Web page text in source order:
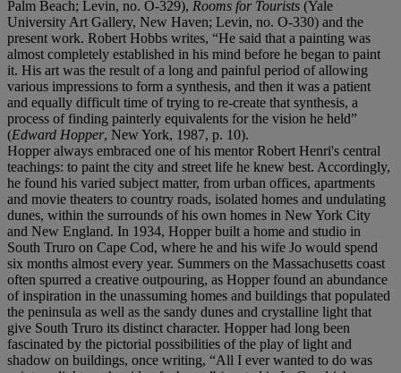
Palm Beach; Levin, no. O-329), Rooms for Tourists (Yale
University Art Gallery, New Haven; Levin, no. O-330) and the
present work. Robert Hobbs writes, “He said that a painting was
almost completely established in his mind before he began to paint
it. His art was the result of a long and painful period of allowing
various impressions to form a synthesis, and then it was a patient
and equally difficult time of trying to re-create that synthesis, a
process of finding painterly equivalents for the vision he held”
(Edward Hopper, New York, 1987, p. 10).
Hopper always embraced one of his mentor Robert Henri's central
teachings: to paint the city and street life he knew best. Accordingly,
he found his varied subject matter, from urban offices, apartments
and movie theaters to country roads, isolated homes and undulating
dunes, within the surrounds of his own homes in New York City
and New England. In 1934, Hopper built a home and studio in
South Truro on Cape Cod, where he and his wife Jo would spend
six months almost every year. Summers on the Massachusetts coast
often spurred a creative outpouring, as Hopper found an abundance
of inspiration in the unassuming homes and buildings that populated
the peninsula as well as the sandy dunes and crystalline light that
give South Truro its distinct character. Hopper had long been
fascinated by the pictorial possibilities of the play of light and
shadow on buildings, once writing, “All I ever wanted to do was